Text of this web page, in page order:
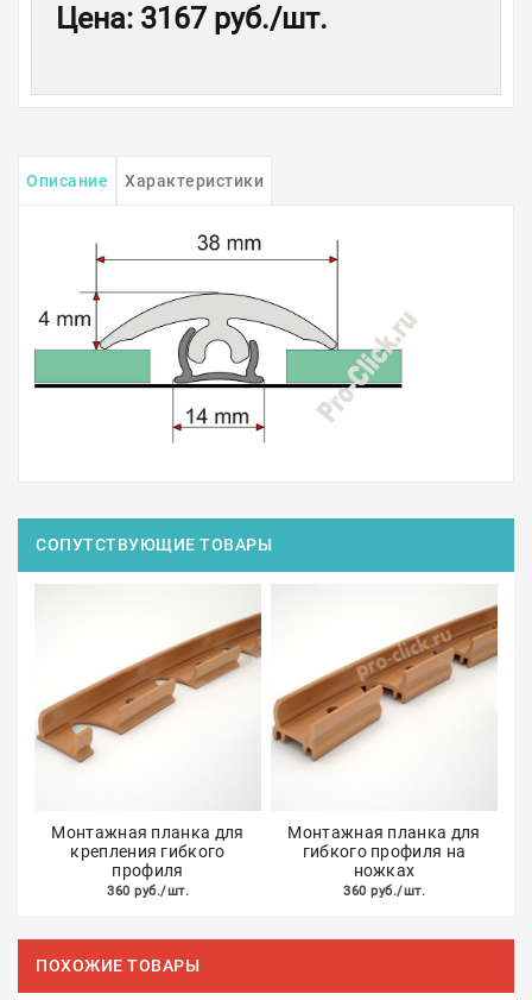
Цена: 3167 руб./шт.
Описание Характеристики
СОПУТСТВУЮЩИЕ ТОВАРЫ
Монтажная планка для
крепления гибкого
профиля
360 руб./шт.
Монтажная планка для
гибкого профиля на
ножках
360 руб./шт.
ПОХОЖИЕ ТОВАРЫ